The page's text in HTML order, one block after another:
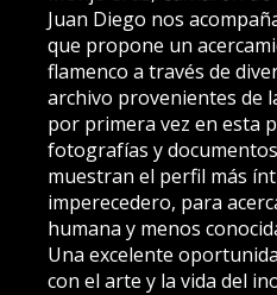
Juan Diego nos
que propone un
flamenco a través de
archivo provenientes de
por primera vez en esta
fotografías y
muestran el perfil más
imperecedero, para
humana y menos
Una excelente
con el arte y la vida del